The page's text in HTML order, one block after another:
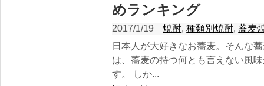
めランキング
2017/1/19 焼酎,種類別焼酎,蕎麦
日本人が大好きなお蕎麦。そんな
は、蕎麦の持つ何とも言えない風
す。 しか...